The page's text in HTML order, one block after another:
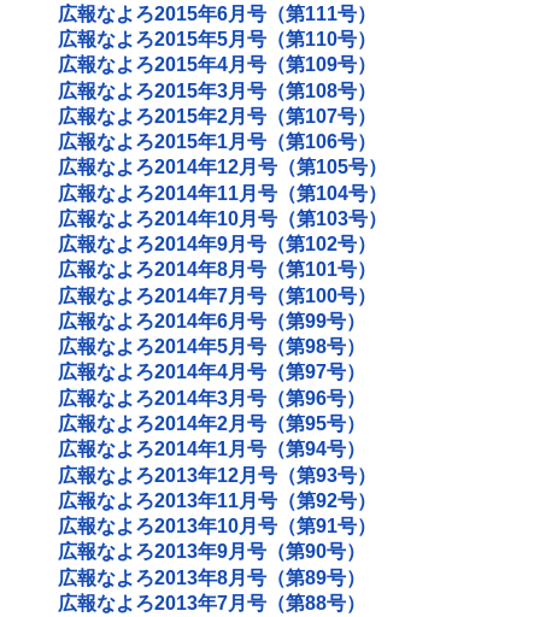
広報なよろ2015年6月号（第111号）
広報なよろ2015年5月号（第110号）
広報なよろ2015年4月号（第109号）
広報なよろ2015年3月号（第108号）
広報なよろ2015年2月号（第107号）
広報なよろ2015年1月号（第106号）
広報なよろ2014年12月号（第105号）
広報なよろ2014年11月号（第104号）
広報なよろ2014年10月号（第103号）
広報なよろ2014年9月号（第102号）
広報なよろ2014年8月号（第101号）
広報なよろ2014年7月号（第100号）
広報なよろ2014年6月号（第99号）
広報なよろ2014年5月号（第98号）
広報なよろ2014年4月号（第97号）
広報なよろ2014年3月号（第96号）
広報なよろ2014年2月号（第95号）
広報なよろ2014年1月号（第94号）
広報なよろ2013年12月号（第93号）
広報なよろ2013年11月号（第92号）
広報なよろ2013年10月号（第91号）
広報なよろ2013年9月号（第90号）
広報なよろ2013年8月号（第89号）
広報なよろ2013年7月号（第88号）